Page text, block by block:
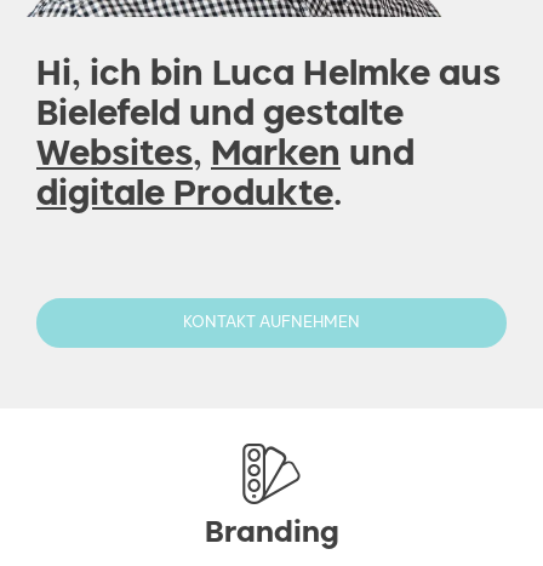
Hi, ich bin Luca Helmke aus
Bielefeld und gestalte
Websites, Marken und
digitale Produkte.
KONTAKT AUFNEHMEN
Branding